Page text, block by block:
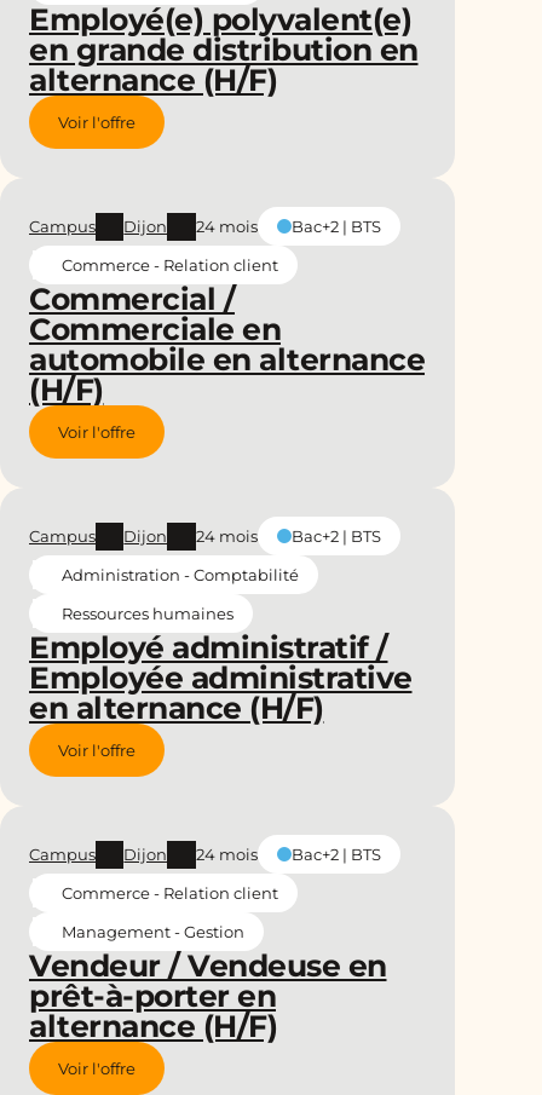
Employé(e) polyvalent(e)
en grande distribution en
alternance (H/F)
Voir l'offre
Commercial /
Commerciale en
automobile en alternance
(H/F)
Campus Dijon 24 mois
Bac+2 | BTS
Commerce - Relation client
Voir l'offre
Employé administratif /
Employée administrative
en alternance (H/F)
Campus Dijon 24 mois
Bac+2 | BTS
Administration - Comptabilité
Ressources humaines
Voir l'offre
Vendeur / Vendeuse en
prêt-à-porter en
alternance (H/F)
Campus Dijon 24 mois
Bac+2 | BTS
Commerce - Relation client
Management - Gestion
Voir l'offre